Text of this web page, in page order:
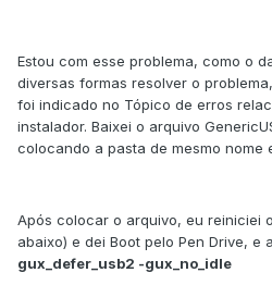
Estou com esse problema, como o
diversas formas resolver o
foi indicado no Tópico de erros
instalador. Baixei o arquivo
colocando a pasta de mesmo nome
Após colocar o arquivo, eu reiniciei
abaixo) e dei Boot pelo Pen Drive, e
gux_defer_usb2 -gux_no_idle